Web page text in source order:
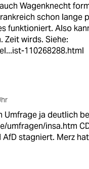
Wagenknecht
schon lange
funktioniert. Also
Zeit wirds. Siehe:
110268288.html
Umfrage ja deutlich
umfragen/insa.htm
AfD stagniert. Merz